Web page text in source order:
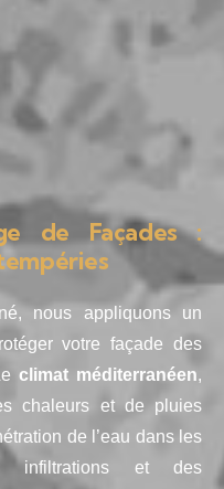
de Façades :
nous appliquons un
votre façade des
climat méditerranéen,
chaleurs et de pluies
de l’eau dans les
infiltrations et des